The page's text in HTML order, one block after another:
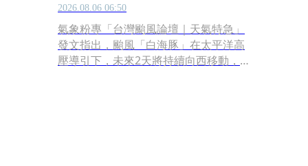
2026.08.06 06:50
氣象粉專「台灣颱風論壇｜天氣特急」
發文指出，颱風「白海豚」在太平洋高
壓導引下，未來2天將持續向西移動，